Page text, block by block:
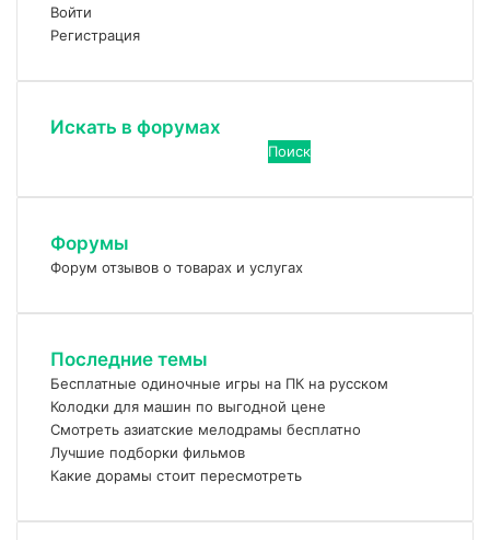
Войти
Регистрация
Искать в форумах
Форумы
Форум отзывов о товарах и услугах
Последние темы
Бесплатные одиночные игры на ПК на русском
Колодки для машин по выгодной цене
Смотреть азиатские мелодрамы бесплатно
Лучшие подборки фильмов
Какие дорамы стоит пересмотреть